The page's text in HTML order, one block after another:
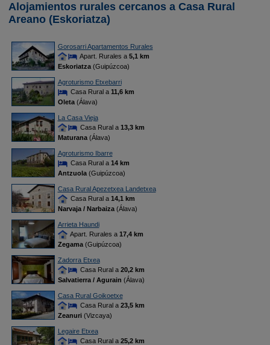
Alojamientos rurales cercanos a Casa Rural
Areano (Eskoriatza)
Gorosarri Apartamentos Rurales
Apart. Rurales a 5,1 km
Eskoriatza(Guipúzcoa)
Agroturismo Etxebarri
Casa Rural a 11,6 km
Oleta(Álava)
La Casa Vieja
Casa Rural a 13,3 km
Maturana(Álava)
Agroturismo Ibarre
Casa Rural a 14 km
Antzuola(Guipúzcoa)
Casa Rural Apezetxea Landetxea
Casa Rural a 14,1 km
Narvaja / Narbaiza(Álava)
Arrieta Haundi
Apart. Rurales a 17,4 km
Zegama(Guipúzcoa)
Zadorra Etxea
Casa Rural a 20,2 km
Salvatierra / Agurain (Álava)
Casa Rural Goikoetxe
Casa Rural a 23,5 km
Zeanuri(Vizcaya)
Legaire Etxea
Casa Rural a 25,2 km